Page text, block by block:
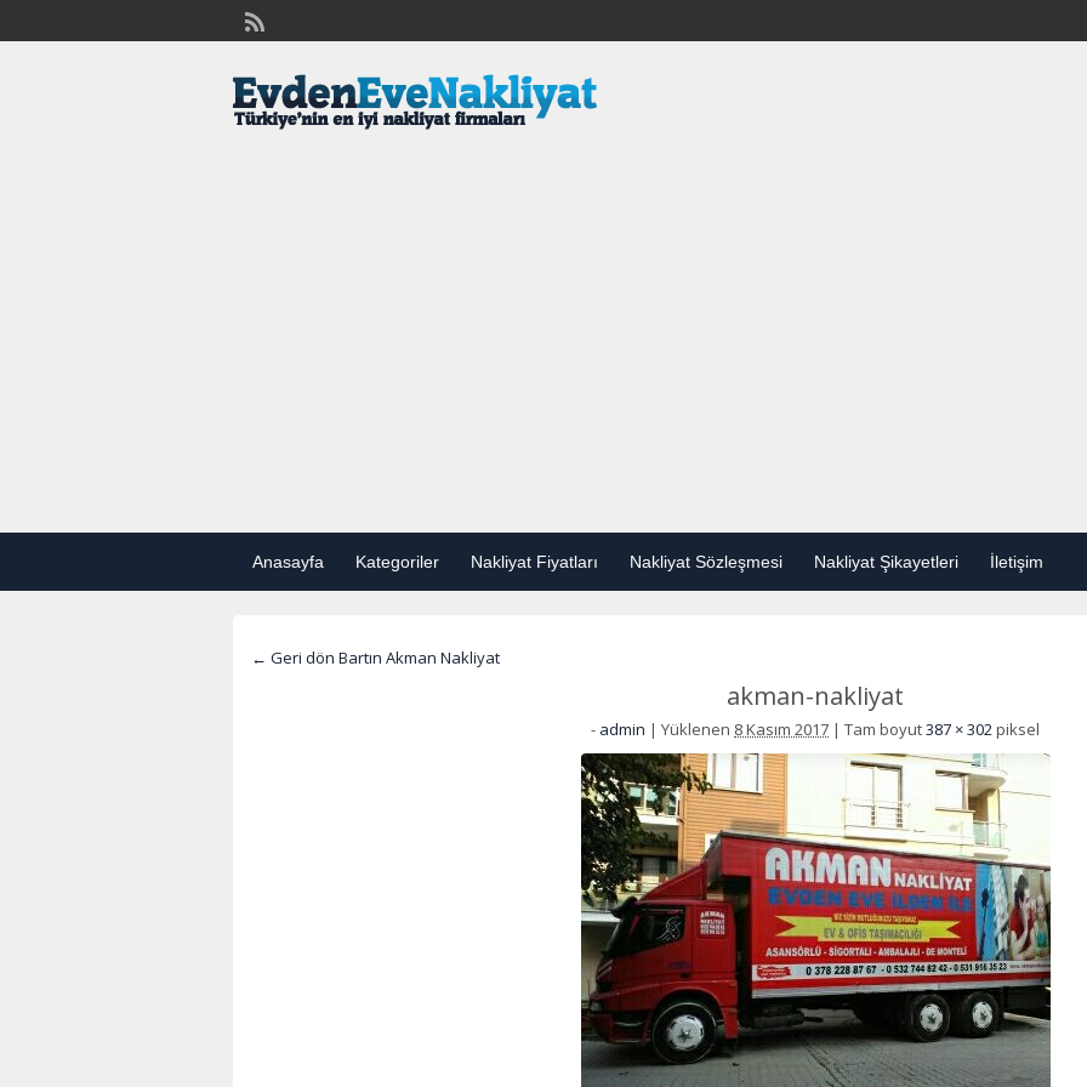
Anasayfa Kategoriler Nakliyat Fiyatları Nakliyat Sözleşmesi Nakliyat Şikayetleri İletişim
← Geri dön Bartın Akman Nakliyat
akman-nakliyat
- admin | Yüklenen 8 Kasım 2017 | Tam boyut387 × 302piksel